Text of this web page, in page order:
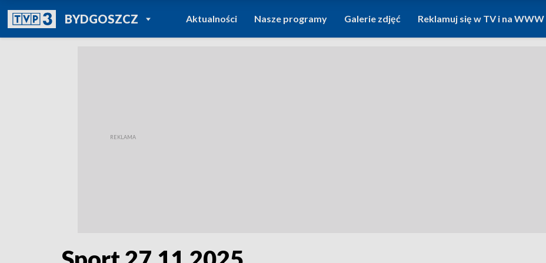
BYDGOSZCZPOWRÓT DO
TVP REGIONY
Aktualności Nasze programy Galerie zdjęć Reklamuj się w TV i na WWW